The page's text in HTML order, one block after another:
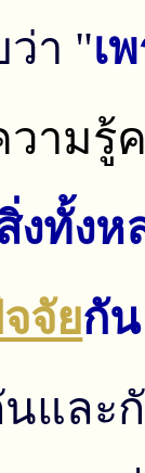
า "เ
วามรู้
งทั้งห
จัยกั
และ